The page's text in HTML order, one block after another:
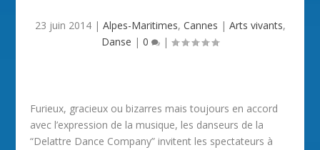
23 juin 2014| Alpes-Maritimes, Cannes | Arts vivants,
Danse | 0 |
Furieux, gracieux ou bizarres mais toujours en accord
avec l’expression de la musique, les danseurs de la
“Delattre Dance Company” invitent les spectateurs à